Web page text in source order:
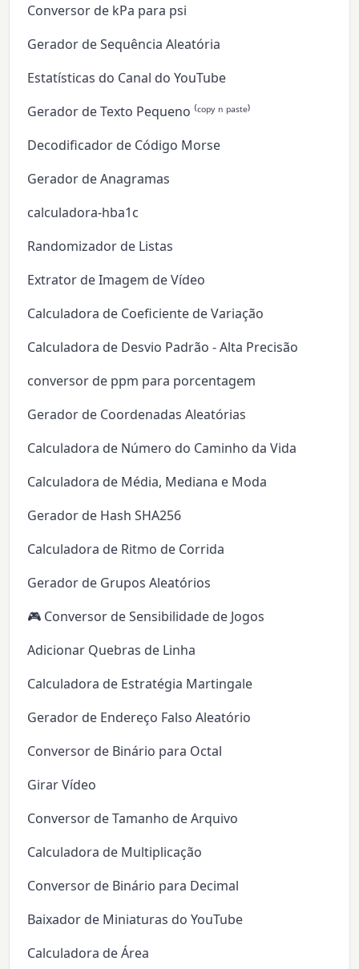
Conversor de kPa para psi
Gerador de Sequência Aleatória
Estatísticas do Canal do YouTube
Gerador de Texto Pequeno ⁽ᶜᵒᵖʸ ⁿ ᵖᵃˢᵗᵉ⁾
Decodificador de Código Morse
Gerador de Anagramas
calculadora-hba1c
Randomizador de Listas
Extrator de Imagem de Vídeo
Calculadora de Coeficiente de Variação
Calculadora de Desvio Padrão - Alta Precisão
conversor de ppm para porcentagem
Gerador de Coordenadas Aleatórias
Calculadora de Número do Caminho da Vida
Calculadora de Média, Mediana e Moda
Gerador de Hash SHA256
Calculadora de Ritmo de Corrida
Gerador de Grupos Aleatórios
🎮 Conversor de Sensibilidade de Jogos
Adicionar Quebras de Linha
Calculadora de Estratégia Martingale
Gerador de Endereço Falso Aleatório
Conversor de Binário para Octal
Girar Vídeo
Conversor de Tamanho de Arquivo
Calculadora de Multiplicação
Conversor de Binário para Decimal
Baixador de Miniaturas do YouTube
Calculadora de Área